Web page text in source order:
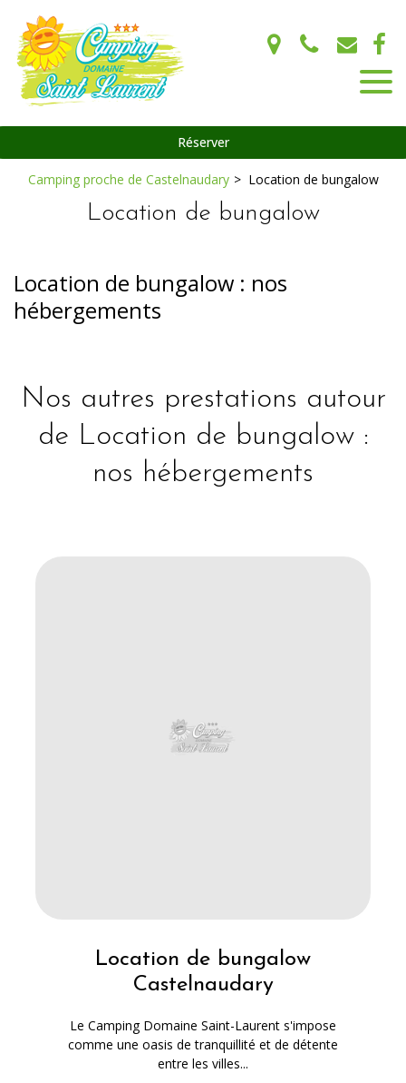
Réserver
Camping proche de Castelnaudary Location de bungalow
Location de bungalow
Location de bungalow : nos
hébergements
Nos autres prestations autour
de Location de bungalow :
nos hébergements
Location de bungalow
Castelnaudary
Le Camping Domaine Saint-Laurent s'impose
comme une oasis de tranquillité et de détente
entre les villes...